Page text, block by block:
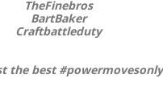
TheFinebros
BartBaker
Craftbattleduty
the best #powermovesonly